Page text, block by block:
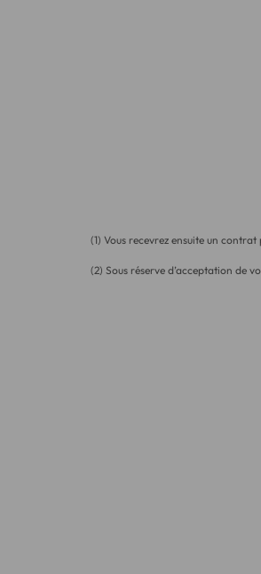
(1) Vous recevrez ensuite un
(2) Sous réserve d’acceptation de